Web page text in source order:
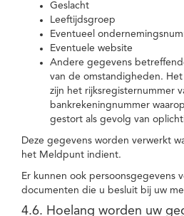
Geslacht
Leeftijdsgroep
Eventueel
Eventuele website
Andere gegevens
van de omstandigheden.
zijn het rijksregisternummer
bankrekeningnummer
gestort als gevolg van
Deze gegevens worden verwerkt
het Meldpunt indient.
Er kunnen ook persoonsgegevens
documenten die u besluit bij uw
4.6. Hoelang worden uw